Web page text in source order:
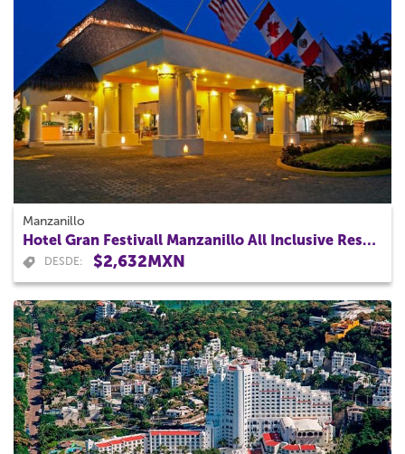
Manzanillo
Hotel Gran Festivall Manzanillo All Inclusive Resort
DESDE: $2,632MXN